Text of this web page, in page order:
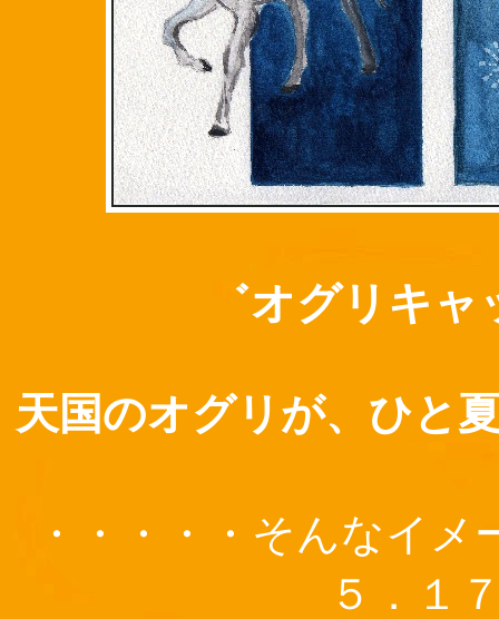
゛オグリキ
天国のオグリが、ひと
・・・・・そんなイ
５．